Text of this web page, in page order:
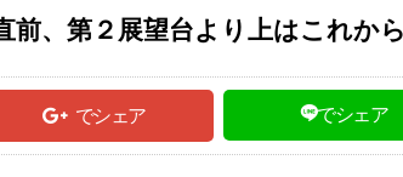
前、第２展望台より上はこれか
でシェア でシェア